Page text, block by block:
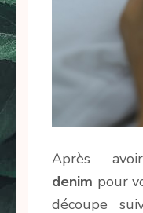
Après
denim pour
découpe